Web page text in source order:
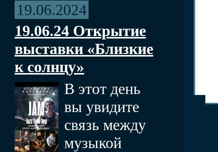
19.06.2024
19.06.24 Открытие
выставки «Близкие
к солнцу»
В этот день
вы увидите
связь между
музыкой